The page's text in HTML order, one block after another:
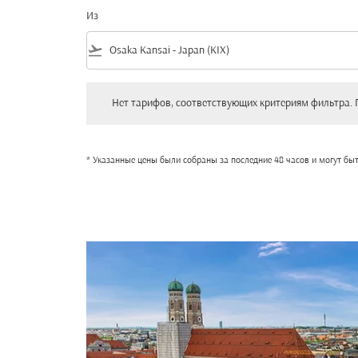
Из
flight_takeoff
Нет тарифов, соответствующих критериям
* Указанные цены были собраны за последние 48 часов и могут